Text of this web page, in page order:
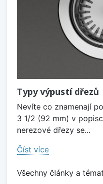
Typy výpustí dřezů
Nevíte co znamenají
3 1/2 (92 mm) v
nerezové dřezy se...
Číst více
Všechny články a